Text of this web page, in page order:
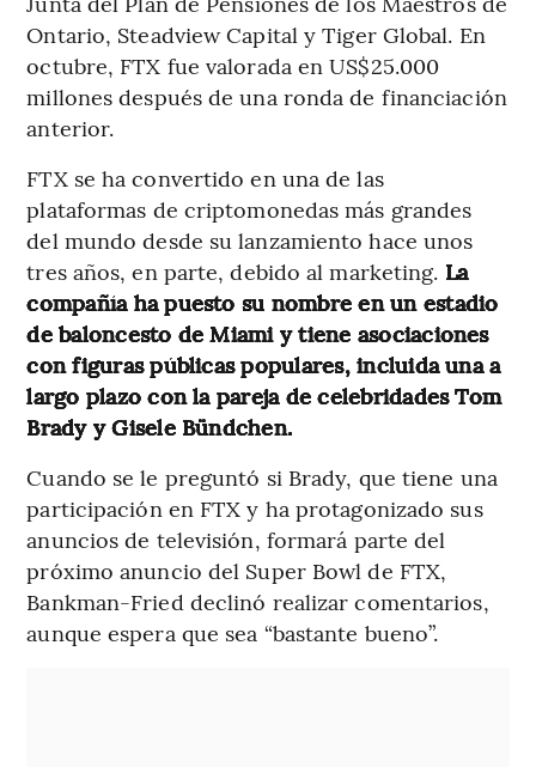
Ontario, Steadview Capital y Tiger Global. En
octubre, FTX fue valorada en US$25.000
millones después de una ronda de financiación
anterior.
FTX se ha convertido en una de las
plataformas de criptomonedas más grandes
del mundo desde su lanzamiento hace unos
tres años, en parte, debido al marketing. La
compañía ha puesto su nombre en un estadio
de baloncesto de Miami y tiene asociaciones
con figuras públicas populares, incluida una a
largo plazo con la pareja de celebridades Tom
Brady y Gisele Bündchen.
Cuando se le preguntó si Brady, que tiene una
participación en FTX y ha protagonizado sus
anuncios de televisión, formará parte del
próximo anuncio del Super Bowl de FTX,
Bankman-Fried declinó realizar comentarios,
aunque espera que sea “bastante bueno”.